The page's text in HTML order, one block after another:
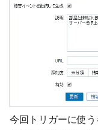
今回トリガーに使う